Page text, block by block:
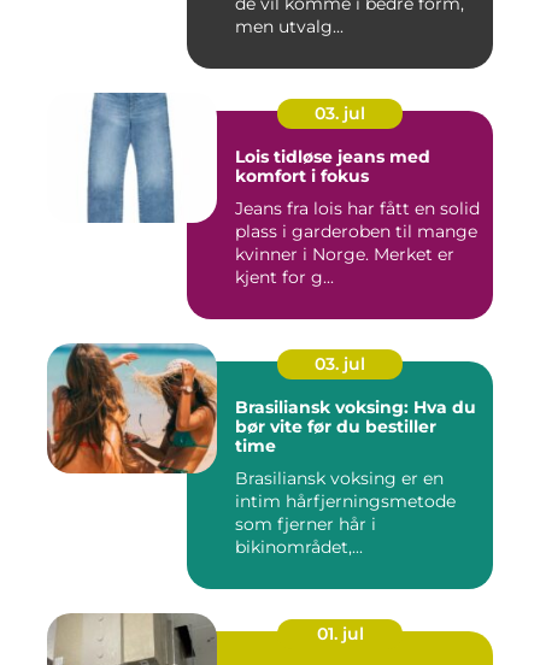
men utvalg...
03. jul
Lois tidløse jeans med
komfort i fokus
Jeans fra lois har fått en solid
plass i garderoben til mange
kvinner i Norge. Merket er
kjent for g...
03. jul
Brasiliansk voksing: Hva du
bør vite før du bestiller
time
Brasiliansk voksing er en
intim hårfjerningsmetode
som fjerner hår i
bikinområdet,...
01. jul